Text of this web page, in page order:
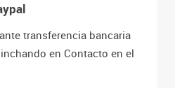
transferencia bancaria
en Contacto en el